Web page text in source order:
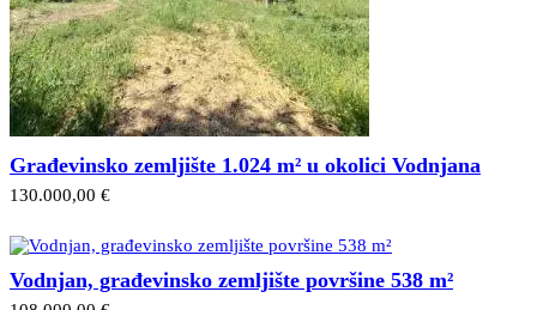
Građevinsko zemljište 1.024 m² u okolici Vodnjana
130.000,00 €
Vodnjan, građevinsko zemljište površine 538 m²